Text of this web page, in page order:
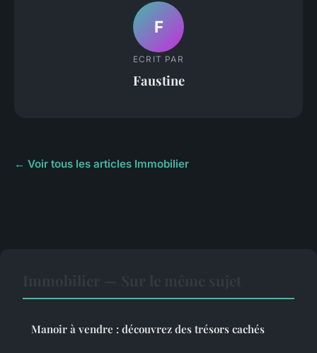
F
ECRIT PAR
Faustine
← Voir tous les articles Immobilier
Manoir à vendre : découvrez des trésors cachés